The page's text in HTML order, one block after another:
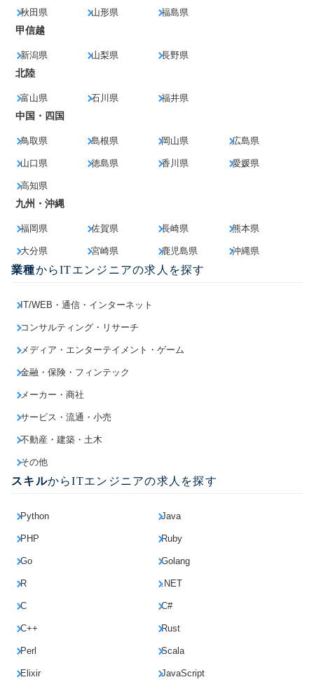
秋田県 山形県 福島県
甲信越
新潟県 山梨県 長野県
北陸
富山県 石川県 福井県
中国・四国
鳥取県 島根県 岡山県 広島県
山口県 徳島県 香川県 愛媛県
高知県
九州・沖縄
福岡県 佐賀県 長崎県 熊本県
大分県 宮崎県 鹿児島県 沖縄県
業種からITエンジニアの求人を探す
IT/WEB・通信・インターネット
コンサルティング・リサーチ
メディア・エンターテイメント・ゲーム
金融・保険・フィンテック
メーカー・商社
サービス・流通・小売
不動産・建築・土木
その他
スキルからITエンジニアの求人を探す
Python Java
PHP Ruby
Go Golang
R .NET
C C#
C++ Rust
Perl Scala
Elixir JavaScript